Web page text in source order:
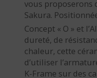
vous proposerons
Sakura.
Concept « O » et
dureté, de
chaleur, cette
d’utiliser
K-Frame sur des